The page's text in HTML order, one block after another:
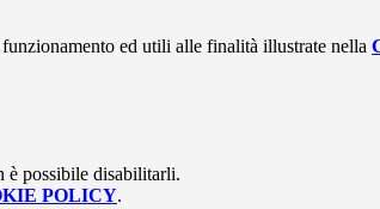
ed utili alle finalità illustrate nella
è possibile disabilitarli.
POLICY.